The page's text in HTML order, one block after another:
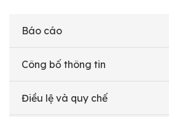
Báo cáo
Công bố thông tin
Điều lệ và quy chế